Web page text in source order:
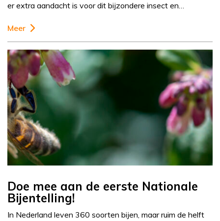
er extra aandacht is voor dit bijzondere insect en…
Meer
Doe mee aan de eerste Nationale
Bijentelling!
In Nederland leven 360 soorten bijen, maar ruim de helft